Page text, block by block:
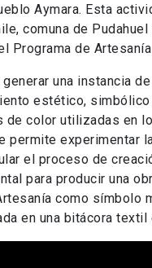
Aymara. Esta
comuna de
Programa de Artesanía
una instancia
estético,
color utilizadas en
permite experimentar
el proceso de
para producir una
como símbolo
en una bitácora